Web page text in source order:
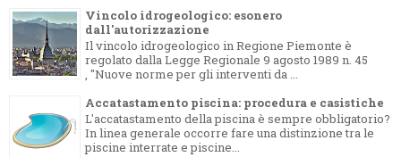
Vincolo idrogeologico: esonero
dall'autorizzazione
Il vincolo idrogeologico in Regione Piemonte è
regolato dalla Legge Regionale 9 agosto 1989 n. 45
, "Nuove norme per gli interventi da ...
Accatastamento piscina: procedura e casistiche
L'accatastamento della piscina è sempre obbligatorio?
In linea generale occorre fare una distinzione tra le
piscine interrate e piscine...